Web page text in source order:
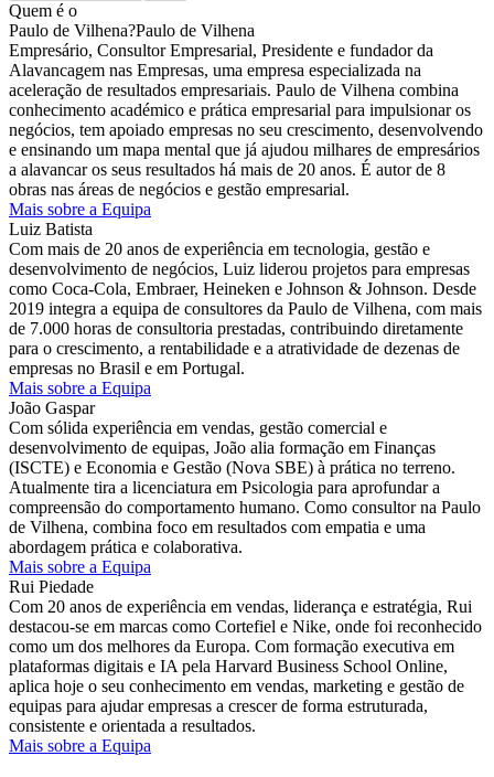
Quem é o
Paulo de Vilhena?Paulo de Vilhena
Empresário, Consultor Empresarial, Presidente e fundador da
Alavancagem nas Empresas, uma empresa especializada na
aceleração de resultados empresariais. Paulo de Vilhena combina
conhecimento académico e prática empresarial para impulsionar os
negócios, tem apoiado empresas no seu crescimento, desenvolvendo
e ensinando um mapa mental que já ajudou milhares de empresários
a alavancar os seus resultados há mais de 20 anos. É autor de 8
obras nas áreas de negócios e gestão empresarial.
Mais sobre a Equipa
Luiz Batista
Com mais de 20 anos de experiência em tecnologia, gestão e
desenvolvimento de negócios, Luiz liderou projetos para empresas
como Coca-Cola, Embraer, Heineken e Johnson & Johnson. Desde
2019 integra a equipa de consultores da Paulo de Vilhena, com mais
de 7.000 horas de consultoria prestadas, contribuindo diretamente
para o crescimento, a rentabilidade e a atratividade de dezenas de
empresas no Brasil e em Portugal.
Mais sobre a Equipa
João Gaspar
Com sólida experiência em vendas, gestão comercial e
desenvolvimento de equipas, João alia formação em Finanças
(ISCTE) e Economia e Gestão (Nova SBE) à prática no terreno.
Atualmente tira a licenciatura em Psicologia para aprofundar a
compreensão do comportamento humano. Como consultor na Paulo
de Vilhena, combina foco em resultados com empatia e uma
abordagem prática e colaborativa.
Mais sobre a Equipa
Rui Piedade
Com 20 anos de experiência em vendas, liderança e estratégia, Rui
destacou-se em marcas como Cortefiel e Nike, onde foi reconhecido
como um dos melhores da Europa. Com formação executiva em
plataformas digitais e IA pela Harvard Business School Online,
aplica hoje o seu conhecimento em vendas, marketing e gestão de
equipas para ajudar empresas a crescer de forma estruturada,
consistente e orientada a resultados.
Mais sobre a Equipa